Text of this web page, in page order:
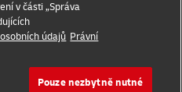
v části „Správa
údajů Právní
Pouze nezbytně nutné